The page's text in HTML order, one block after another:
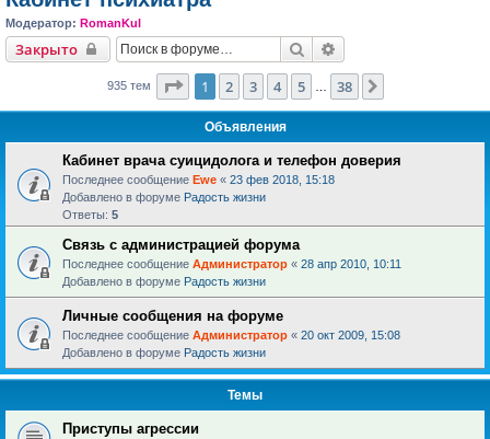
Модератор: RomanKul
Закрыто Поиск
935 тем Страница из 38
1 2 3 4 5 38
Объявления
Кабинет врача суицидолога и телефон доверия
Последнее сообщение Ewe « 23 фев 2018, 15:18
Добавлено в форуме Радость жизни
Ответы: 5
Связь с администрацией форума
Последнее сообщение Администратор « 28 апр 2010, 10:11
Добавлено в форуме Радость жизни
Личные сообщения на форуме
Последнее сообщение Администратор « 20 окт 2009, 15:08
Добавлено в форуме Радость жизни
Темы
Приступы агрессии